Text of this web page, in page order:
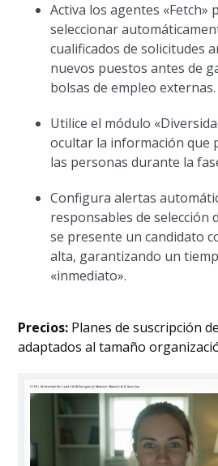
Activa los agentes «Fetch»
seleccionar
cualificados de solicitudes
nuevos puestos antes de
bolsas de empleo externas.
Utilice el módulo
ocultar la información que
las personas durante la
Configura alertas
responsables de selección
se presente un candidato
alta, garantizando un
«inmediato».
Precios: Planes de suscripción
adaptados al tamaño